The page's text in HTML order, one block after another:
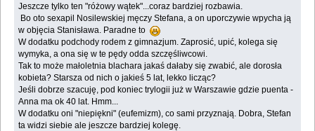
Jeszcze tylko ten "różowy wątek"...coraz bardziej rozbawia.
Bo oto sexapil Nosilewskiej męczy Stefana, a on uporczywie wpycha ją
w objęcia Stanisława. Paradne to
W dodatku podchody rodem z gimnazjum. Zaprosić, upić, kolega się
wymyka, a ona się w te pędy odda szczęśliwcowi.
Tak to może małoletnia blachara jakaś dałaby się zwabić, ale dorosła
kobieta? Starsza od nich o jakieś 5 lat, lekko licząc?
Jeśli dobrze szacuję, pod koniec trylogii już w Warszawie gdzie puenta -
Anna ma ok 40 lat. Hmm...
W dodatku oni "niepiękni" (eufemizm), co sami przyznają. Dobra, Stefan
ta widzi siebie ale jeszcze bardziej kolegę.